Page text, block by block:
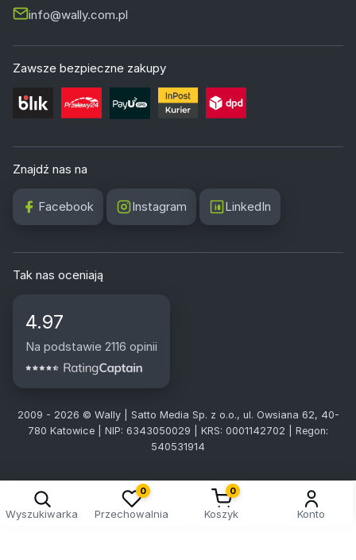
info@wally.com.pl
Zawsze bezpieczne zakupy
Znajdź nas na
Facebook Instagram LinkedIn
Tak nas oceniają
4.97
Na podstawie 2116 opinii
2009 - 2026 © Wally | Satto Media Sp. z o.o., ul. Owsiana 62, 40-
780 Katowice | NIP: 6343050029 | KRS: 0001142702 | Regon:
540531914
Wyszukiwarka
0
Przechowalnia
0
Koszyk Konto